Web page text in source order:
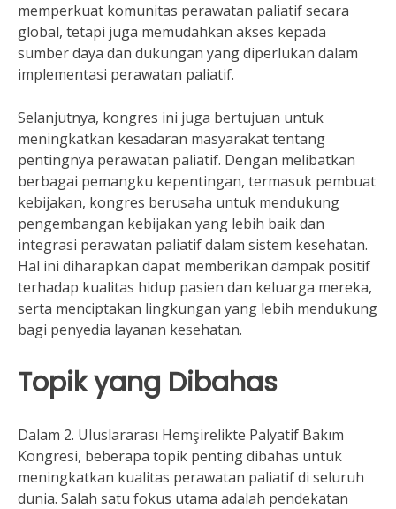
memperkuat komunitas perawatan paliatif secara
global, tetapi juga memudahkan akses kepada
sumber daya dan dukungan yang diperlukan dalam
implementasi perawatan paliatif.
Selanjutnya, kongres ini juga bertujuan untuk
meningkatkan kesadaran masyarakat tentang
pentingnya perawatan paliatif. Dengan melibatkan
berbagai pemangku kepentingan, termasuk pembuat
kebijakan, kongres berusaha untuk mendukung
pengembangan kebijakan yang lebih baik dan
integrasi perawatan paliatif dalam sistem kesehatan.
Hal ini diharapkan dapat memberikan dampak positif
terhadap kualitas hidup pasien dan keluarga mereka,
serta menciptakan lingkungan yang lebih mendukung
bagi penyedia layanan kesehatan.
Topik yang Dibahas
Dalam 2. Uluslararası Hemşirelikte Palyatif Bakım
Kongresi, beberapa topik penting dibahas untuk
meningkatkan kualitas perawatan paliatif di seluruh
dunia. Salah satu fokus utama adalah pendekatan